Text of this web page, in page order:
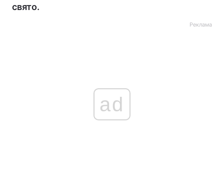
свято.
Реклама
ad